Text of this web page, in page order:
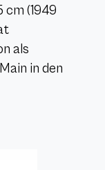
(1949
als
in den